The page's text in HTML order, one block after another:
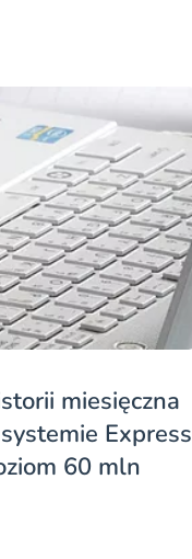
miesięczna
Express
60 mln